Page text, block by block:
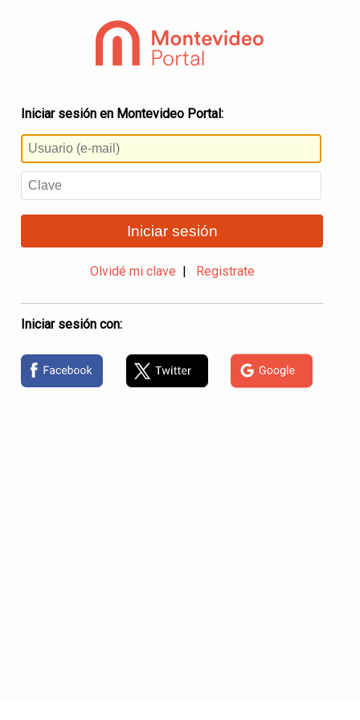
Iniciar sesión en Montevideo Portal:
Iniciar sesión
Olvidé mi clave Registrate
Iniciar sesión con: